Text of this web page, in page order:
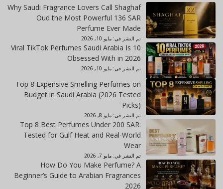
Why Saudi Fragrance Lovers Call Shaghaf
Oud the Most Powerful 136 SAR
Perfume Ever Made
تم النشر في: مايو 10, 2026
10 Viral TikTok Perfumes Saudi Arabia Is
Obsessed With in 2026
تم النشر في: مايو 10, 2026
Top 8 Expensive Smelling Perfumes on
Budget in Saudi Arabia (2026 Tested
Picks)
تم النشر في: مايو 8, 2026
Top 8 Best Perfumes Under 200 SAR:
Tested for Gulf Heat and Real-World
Wear
تم النشر في: مايو 7, 2026
How Do You Make Perfume? A
Beginner’s Guide to Arabian Fragrances
2026